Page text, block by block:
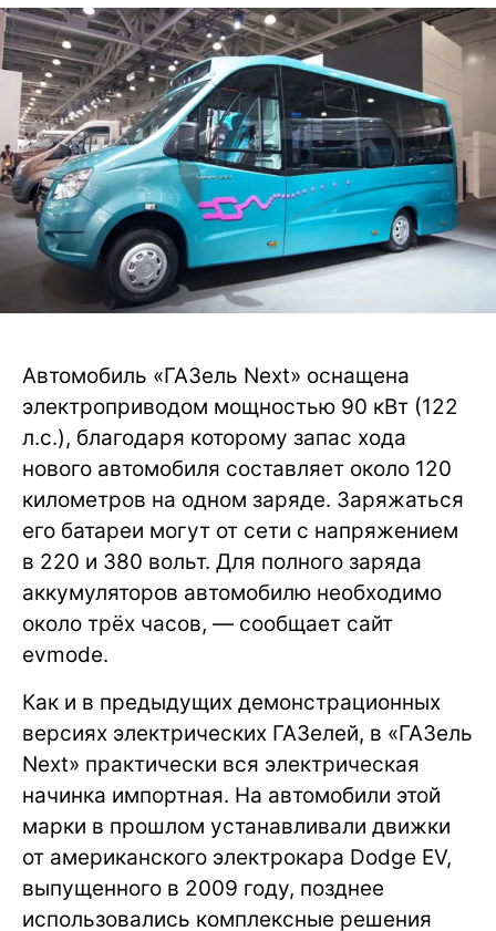
Автомобиль «ГАЗель Next» оснащена
электроприводом мощностью 90 кВт (122
л.с.), благодаря которому запас хода
нового автомобиля составляет около 120
километров на одном заряде. Заряжаться
его батареи могут от сети с напряжением
в 220 и 380 вольт. Для полного заряда
аккумуляторов автомобилю необходимо
около трёх часов, — сообщает сайт
evmode.
Как и в предыдущих демонстрационных
версиях электрических ГАЗелей, в «ГАЗель
Next» практически вся электрическая
начинка импортная. На автомобили этой
марки в прошлом устанавливали движки
от американского электрокара Dodge EV,
выпущенного в 2009 году, позднее
использовались комплексные решения